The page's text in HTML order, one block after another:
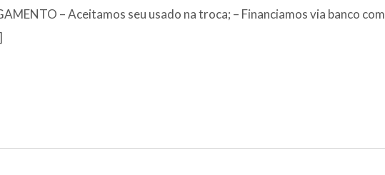
– Aceitamos seu usado na troca; – Financiamos via banco com